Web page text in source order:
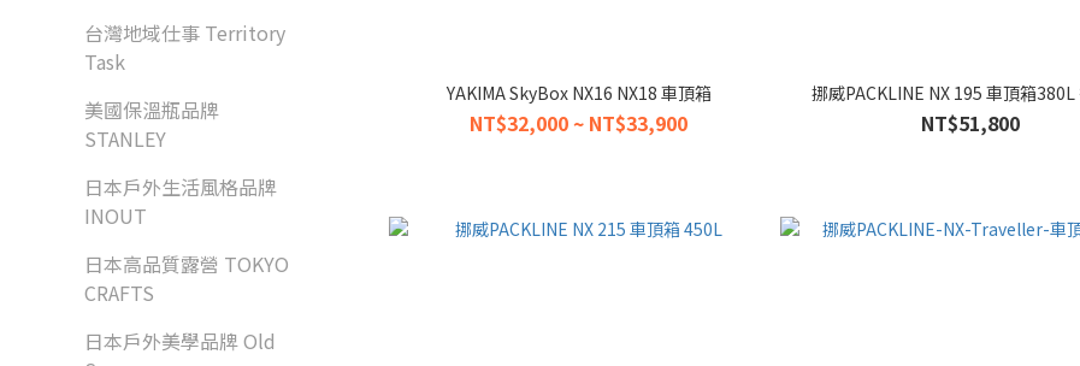
台灣地域仕事 Territory
Task
美國保溫瓶品牌
STANLEY
日本戶外生活風格品牌
INOUT
日本高品質露營 TOKYO
CRAFTS
日本戶外美學品牌 Old
YAKIMA SkyBox NX16 NX18 車頂箱
NT$32,000 ~ NT$33,900
挪威PACKLINE NX 195 車頂箱380L
NT$51,800